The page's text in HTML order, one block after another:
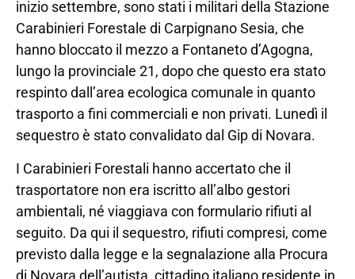
inizio settembre, sono stati i militari della Stazione
Carabinieri Forestale di Carpignano Sesia, che
hanno bloccato il mezzo a Fontaneto d’Agogna,
lungo la provinciale 21, dopo che questo era stato
respinto dall’area ecologica comunale in quanto
trasporto a fini commerciali e non privati. Lunedì il
sequestro è stato convalidato dal Gip di Novara.
I Carabinieri Forestali hanno accertato che il
trasportatore non era iscritto all’albo gestori
ambientali, né viaggiava con formulario rifiuti al
seguito. Da qui il sequestro, rifiuti compresi, come
previsto dalla legge e la segnalazione alla Procura
di Novara dell’autista, cittadino italiano residente in